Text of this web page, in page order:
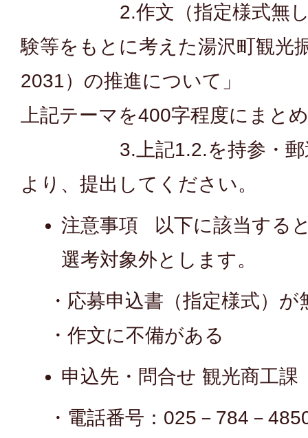
2.作文（指定様式無し）
験等をもとに考えた湯沢町観光
2031）の推進について」
上記テーマを400字程度にまと
3.上記1.2.を持参・郵送
より、提出してください。
注意事項 以下に該当する
選考対象外とします。
・応募申込書（指定様式）が
・作文に不備がある
申込先・問合せ 観光商工課
・電話番号：025－784－